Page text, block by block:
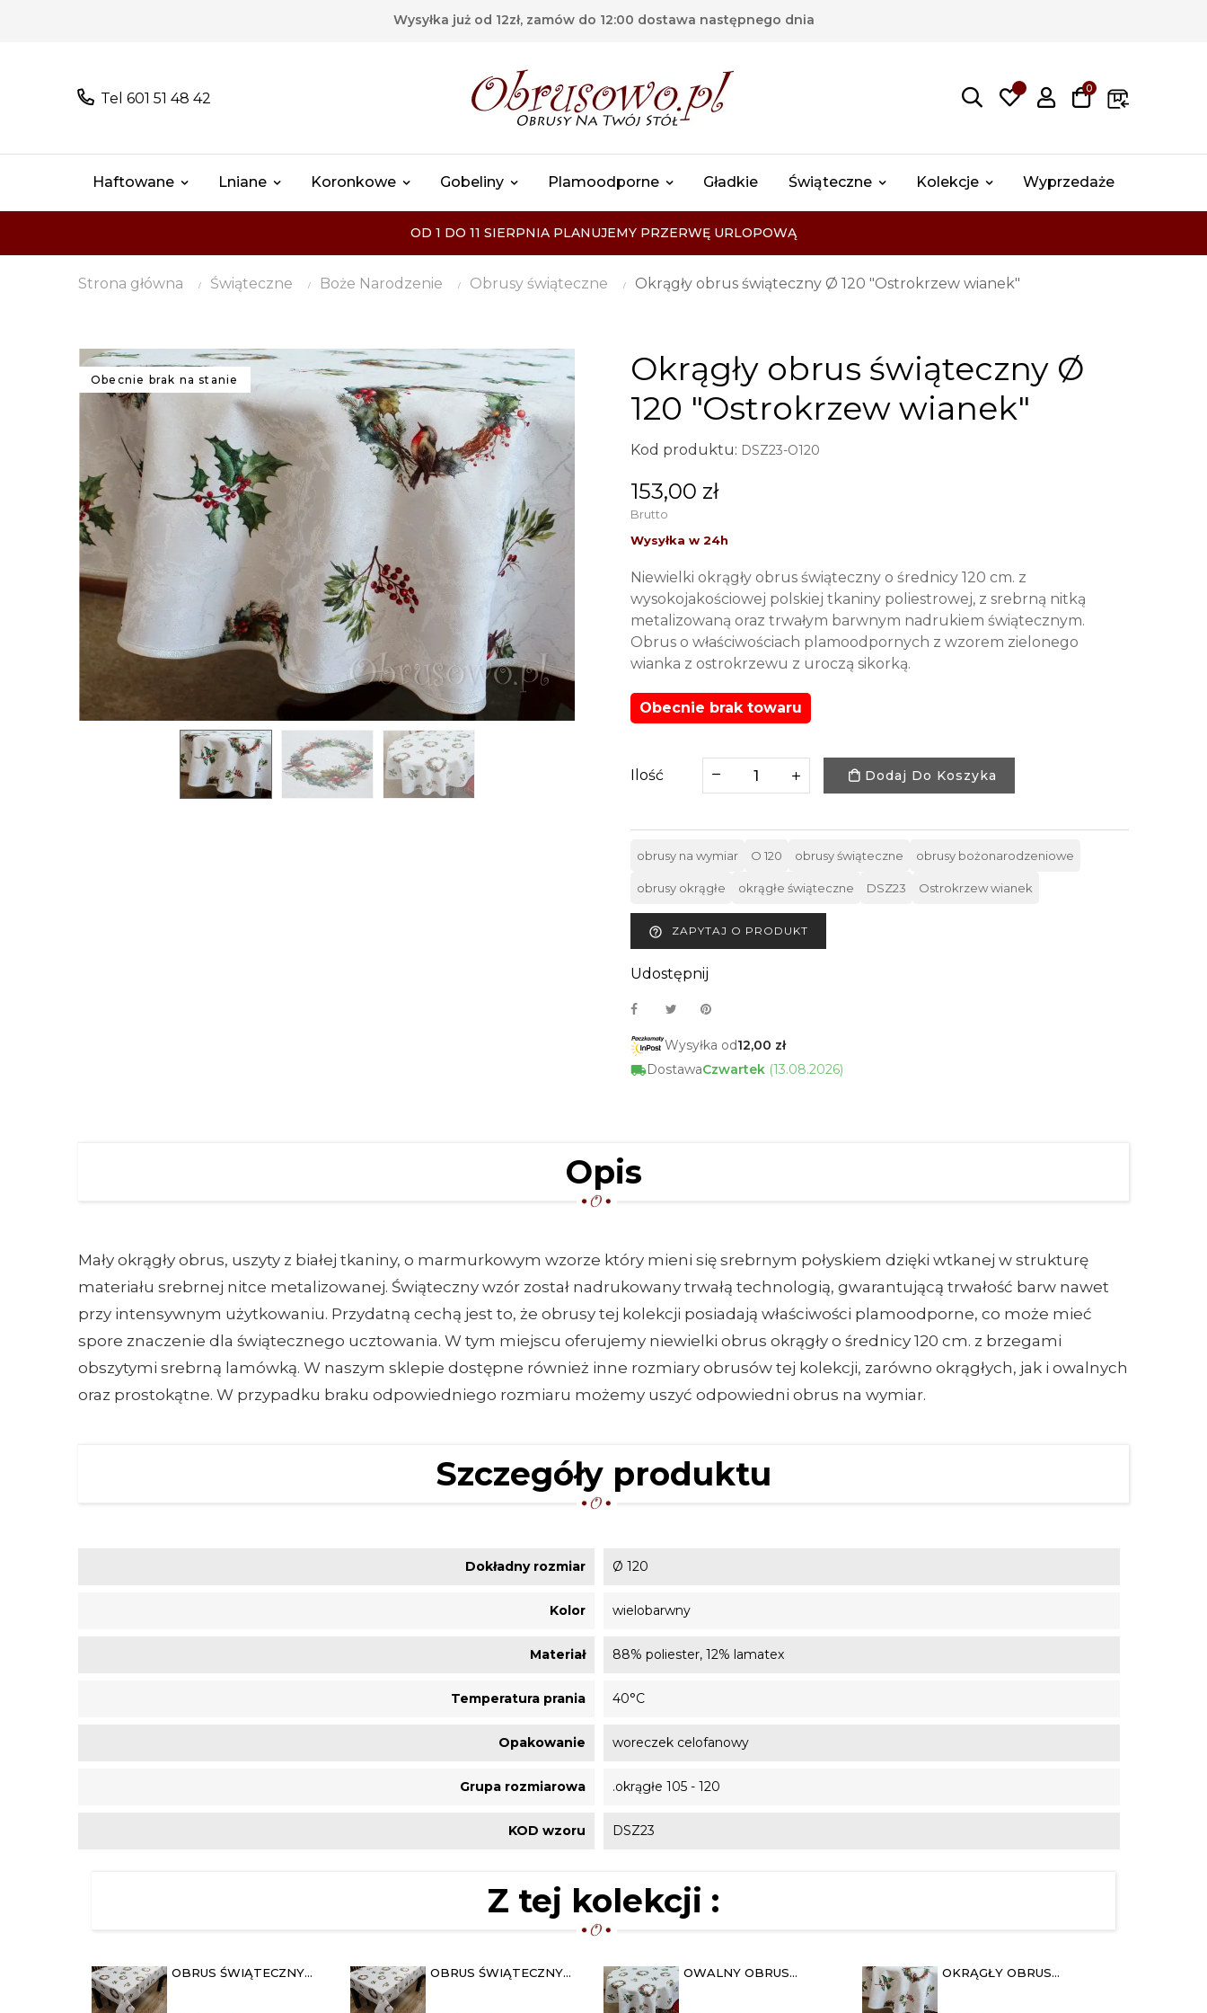
Wysyłka już od 12zł, zamów do 12:00 dostawa następnego dnia
Tel 601 51 48 42
0
Haftowane Lniane Koronkowe Gobeliny Plamoodporne Gładkie Świąteczne Kolekcje Wyprzedaże
OD 1 DO 11 SIERPNIA PLANUJEMY PRZERWĘ URLOPOWĄ
Strona główna Świąteczne Boże Narodzenie Obrusy świąteczne Okrągły obrus świąteczny Ø 120 "Ostrokrzew wianek"
Obecnie brak na stanie
Okrągły obrus świąteczny Ø
120 "Ostrokrzew wianek"
Kod produktu: DSZ23-O120
153,00 zł
Brutto
Niewielki okrągły obrus świąteczny o średnicy 120 cm. z
wysokojakościowej polskiej tkaniny poliestrowej, z srebrną nitką
metalizowaną oraz trwałym barwnym nadrukiem świątecznym.
Obrus o właściwościach plamoodpornych z wzorem zielonego
wianka z ostrokrzewu z uroczą sikorką.
Obecnie brak towaru
Ilość Dodaj Do Koszyka
obrusy na wymiar O 120 obrusy świąteczne obrusy bożonarodzeniowe
obrusy okrągłe okrągłe świąteczne DSZ23 Ostrokrzew wianek
help_outline ZAPYTAJ O PRODUKT
Udostępnij
Wysyłka od12,00 zł
DostawaCzwartek (13.08.2026)
Opis
Mały okrągły obrus, uszyty z białej tkaniny, o marmurkowym wzorze który mieni się srebrnym połyskiem dzięki wtkanej w strukturę
materiału srebrnej nitce metalizowanej. Świąteczny wzór został nadrukowany trwałą technologią, gwarantującą trwałość barw nawet
przy intensywnym użytkowaniu. Przydatną cechą jest to, że obrusy tej kolekcji posiadają właściwości plamoodporne, co może mieć
spore znaczenie dla świątecznego ucztowania. W tym miejscu oferujemy niewielki obrus okrągły o średnicy 120 cm. z brzegami
obszytymi srebrną lamówką. W naszym sklepie dostępne również inne rozmiary obrusów tej kolekcji, zarówno okrągłych, jak i owalnych
oraz prostokątne. W przypadku braku odpowiedniego rozmiaru możemy uszyć odpowiedni obrus na wymiar.
Szczegóły produktu
Dokładny rozmiar Ø 120
Kolor wielobarwny
Materiał 88% poliester, 12% lamatex
Temperatura prania 40°C
Opakowanie woreczek celofanowy
Grupa rozmiarowa .okrągłe 105 - 120
KOD wzoru DSZ23
Z tej kolekcji :
OBRUS ŚWIĄTECZNY
OBRUS ŚWIĄTECZNY
OWALNY OBRUS
OKRĄGŁY OBRUS